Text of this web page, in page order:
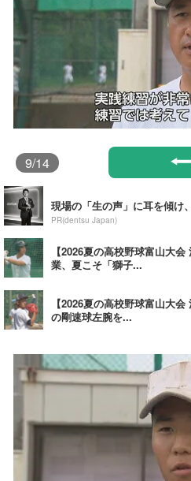
9/14
現場の「生の声」に耳を傾け
PR(dentsu Japan)
【2026夏の高校野球富山大
業、夏こそ「獅子...
【2026夏の高校野球富山大
の剛速球左腕を...